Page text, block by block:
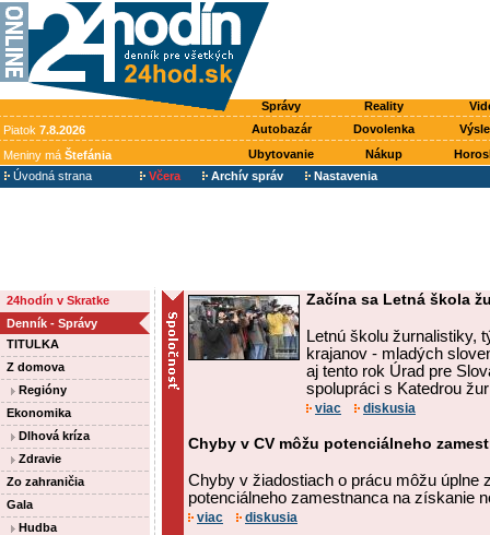
Správy Reality
Piatok 7.8.2026 Autobazár Dovolenka
Meniny má Štefánia Ubytovanie Nákup
Úvodná strana
Včera Archív správ Nastavenia
24hodín v Skratke
Denník - Správy
TITULKA
Z domova
Regióny
Ekonomika
Dlhová kríza
Zdravie
Zo zahraničia
Gala
Hudba
Začína sa Letná škola
Letnú školu žurnalistiky,
krajanov - mladých
aj tento rok Úrad pre
spolupráci s Katedrou
viac diskusia
Chyby v CV môžu potenciálneho
Chyby v žiadostiach o prácu môžu úplne
potenciálneho zamestnanca na získanie
viac diskusia